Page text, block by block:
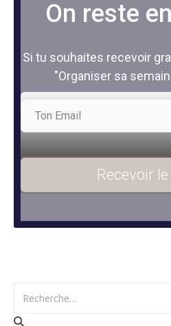
On reste
Si tu souhaites recevoir
"Organiser sa
Recevoir